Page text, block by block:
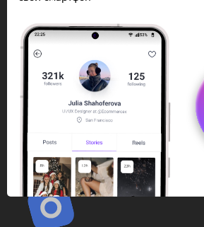
ограничений!
Переходи в ИнстаПай бот -
скачивай
Stories Reels
или Telegram-приложении.
Быстро, просто и удобно.
Перейти к